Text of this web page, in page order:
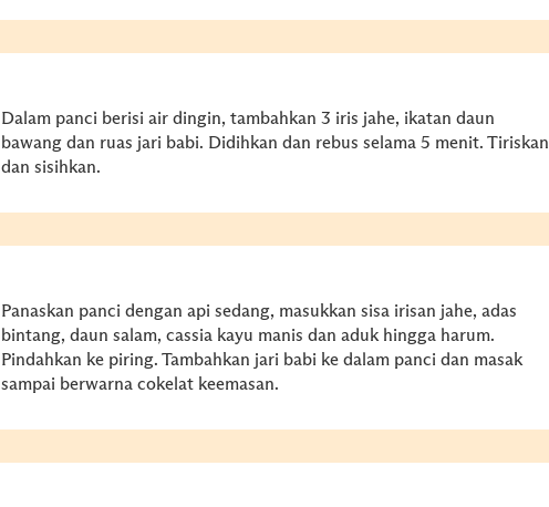
Dalam panci berisi air dingin, tambahkan 3 iris jahe, ikatan daun
bawang dan ruas jari babi. Didihkan dan rebus selama 5 menit. Tiriskan
dan sisihkan.
Panaskan panci dengan api sedang, masukkan sisa irisan jahe, adas
bintang, daun salam, cassia kayu manis dan aduk hingga harum.
Pindahkan ke piring. Tambahkan jari babi ke dalam panci dan masak
sampai berwarna cokelat keemasan.